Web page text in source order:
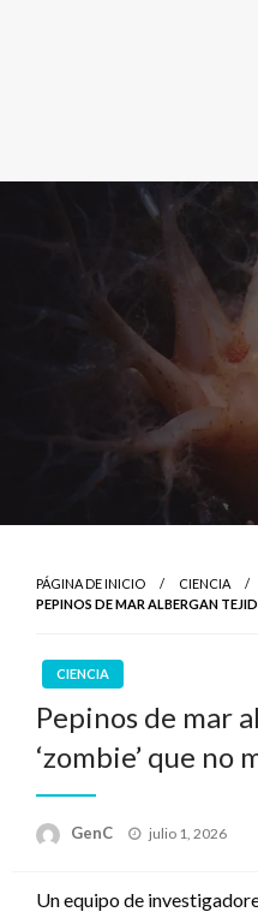
PÁGINA DE INICIO
CIENCIA
PEPINOS DE MAR ALBERGAN
CIENCIA
Pepinos de mar
‘zombie’ que no
GenC
Publicado
julio 1, 2026
Un equipo de